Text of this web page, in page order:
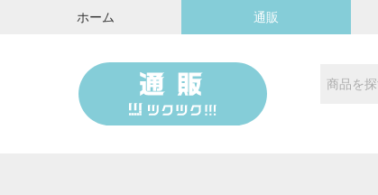
ホーム 通販